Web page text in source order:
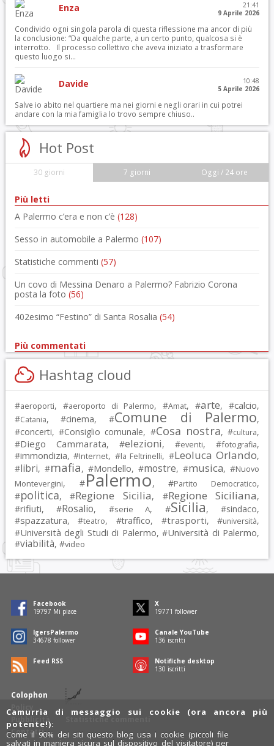
Enza
21:41
9 Aprile 2026
Condivido ogni singola parola di questa riflessione ma ancor di più
la conclusione: “Da qualche parte, a un certo punto, qualcosa si è
interrotto. Il processo collettivo che aveva iniziato a trasformare
questo luogo si...
Davide
10:48
5 Aprile 2026
Salve io abito nel quartiere ma nei giorni e negli orari in cui potrei
andare con la mia famiglia lo trovo sempre chiuso..
Hot Post
30 giorni 7 giorni Oggi / 24 ore
Più letti
A Palermo c’era e non c’è (128)
Sesso in automobile a Palermo (107)
Statistiche commenti (57)
Un covo di Messina Denaro a Palermo? Fabrizio Corona
posta la foto (56)
402esimo “Festino” di Santa Rosalia (54)
Più commentati
Hashtag cloud
#aeroporti, #aeroporto di Palermo, #Amat, #arte, #calcio,
#Catania, #cinema, #Comune di Palermo,
#concerti, #Consiglio comunale, #Cosa nostra, #cultura,
#Diego Cammarata, #elezioni, #eventi, #fotografia,
#immondizia, #Internet, #la Feltrinelli, #Leoluca Orlando,
#libri, #mafia, #Mondello, #mostre, #musica, #Nuovo
Montevergini, #Palermo, #Partito Democratico,
#politica, #Regione Sicilia, #Regione Siciliana,
#rifiuti, #Rosalio, #serie A, #Sicilia, #sindaco,
#spazzatura, #teatro, #traffico, #trasporti, #università,
#Università degli Studi di Palermo, #Università di Palermo,
#viabilità, #video
Colophon
Policy
Pubblicità
Contatti
Statistiche commenti
Facebook
19797 Mi piace
X
19771 follower
IgersPalermo
34678 follower
Canale YouTube
136 iscritti
Feed RSS
Notifiche desktop
130 iscritti
Camurrìa di messaggio sui cookie (ora ancora più
potente!):
Come il 90% dei siti questo blog usa i cookie (piccoli file
salvati in maniera sicura sul dispositivo del visitatore) per